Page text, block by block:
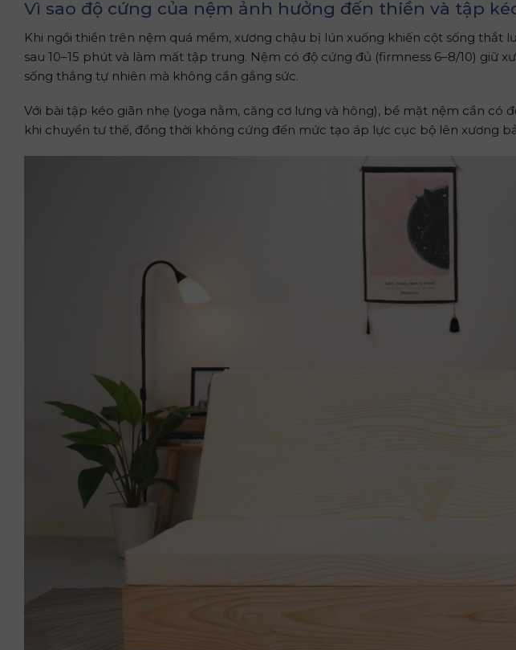
Vì sao độ cứng của nệm ảnh hưởng đến thiền và tập
Khi ngồi thiền trên nệm quá mềm, xương chậu bị lún xuống khiến cột sống thắt
sau 10–15 phút và làm mất tập trung. Nệm có độ cứng đủ (firmness 6–8/10) giữ
sống thẳng tự nhiên mà không cần gắng sức.
Với bài tập kéo giãn nhẹ (yoga nằm, căng cơ lưng và hông), bề mặt nệm cần có
khi chuyển tư thế, đồng thời không cứng đến mức tạo áp lực cục bộ lên xương